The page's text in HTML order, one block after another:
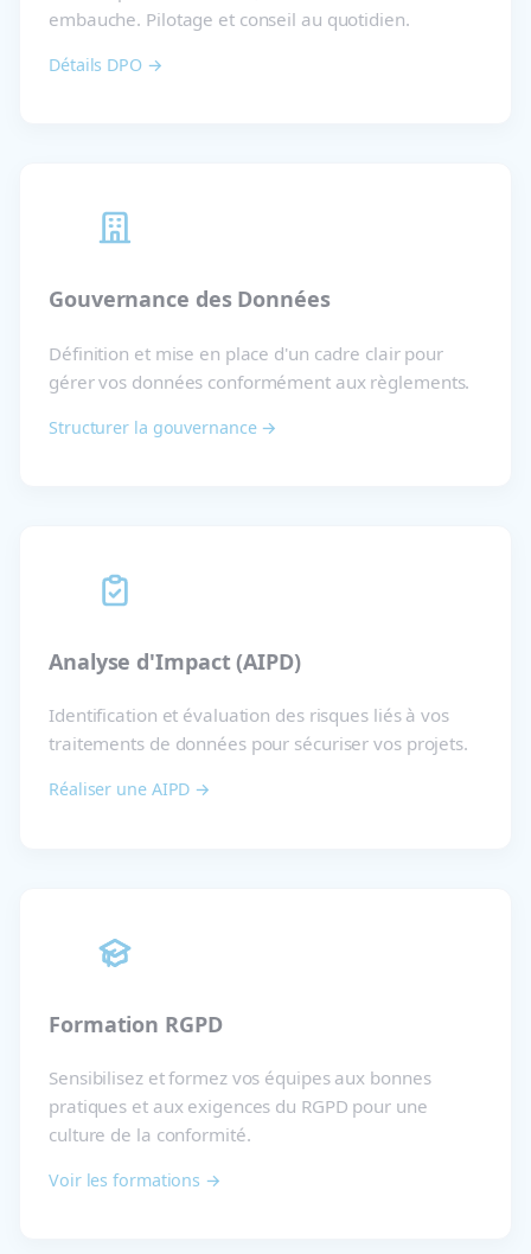
embauche. Pilotage et conseil au quotidien.
Détails DPO →
Gouvernance des Données
Définition et mise en place d'un cadre clair pour
gérer vos données conformément aux règlements.
Structurer la gouvernance →
Analyse d'Impact (AIPD)
Identification et évaluation des risques liés à vos
traitements de données pour sécuriser vos projets.
Réaliser une AIPD →
Formation RGPD
Sensibilisez et formez vos équipes aux bonnes
pratiques et aux exigences du RGPD pour une
culture de la conformité.
Voir les formations →